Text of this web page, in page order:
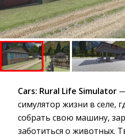
Cars: Rural Life Simulator
симулятор жизни в селе,
собрать свою машину,
заботиться о животных.